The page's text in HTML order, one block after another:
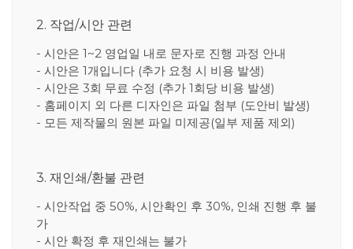
2. 작업/시안 관련
- 시안은 1~2 영업일 내로 문자로 진행 과정 안내
- 시안은 1개입니다 (추가 요청 시 비용 발생)
- 시안은 3회 무료 수정 (추가 1회당 비용 발생)
- 홈페이지 외 다른 디자인은 파일 첨부 (도안비 발생)
- 모든 제작물의 원본 파일 미제공(일부 제품 제외)
3. 재인쇄/환불 관련
- 시안작업 중 50%, 시안확인 후 30%, 인쇄 진행 후 불
가
- 시안 확정 후 재인쇄는 불가